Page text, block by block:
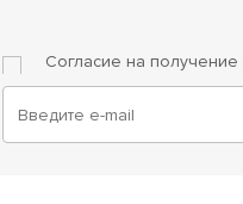
Согласие на получение